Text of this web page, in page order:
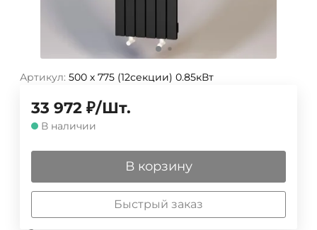
Артикул: 500 х 775 (12секции) 0.85кВт
33 972 ₽/Шт.
В наличии
В корзину
Быстрый заказ